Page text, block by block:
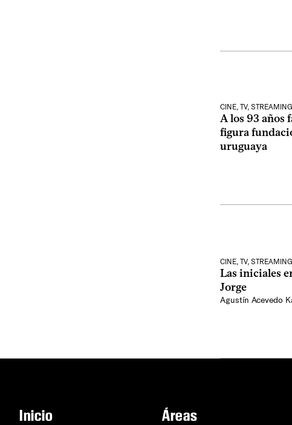
CINE, TV, STREAMING
A los 93 años
figura
uruguaya
CINE, TV, STREAMING
Las iniciales
Jorge
Agustín Acevedo
Inicio Áreas